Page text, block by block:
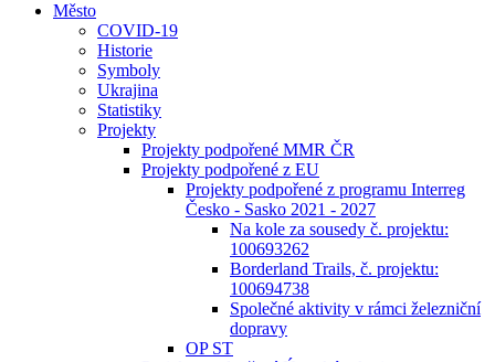
Město
COVID-19
Historie
Symboly
Ukrajina
Statistiky
Projekty
Projekty podpořené MMR ČR
Projekty podpořené z EU
Projekty podpořené z programu Interreg
Česko - Sasko 2021 - 2027
Na kole za sousedy č. projektu:
100693262
Borderland Trails, č. projektu:
100694738
Společné aktivity v rámci železniční
dopravy
OP ST